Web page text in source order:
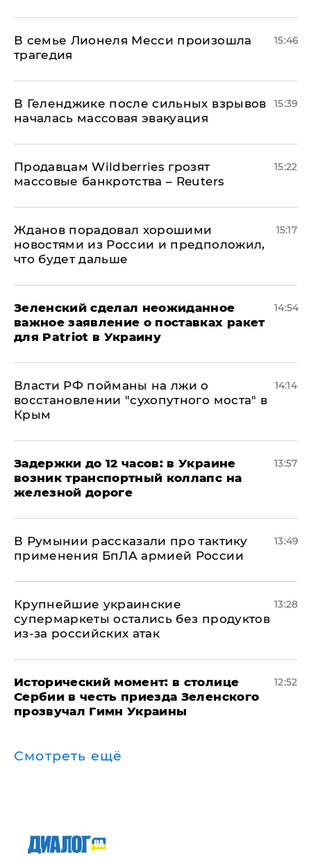
В семье Лионеля Месси произошла
трагедия
15:46
В Геленджике после сильных взрывов
началась массовая эвакуация
15:39
Продавцам Wildberries грозят
массовые банкротства – Reuters
15:22
Жданов порадовал хорошими
новостями из России и предположил,
что будет дальше
15:17
Зеленский сделал неожиданное
важное заявление о поставках ракет
для Patriot в Украину
14:54
Власти РФ пойманы на лжи о
восстановлении "сухопутного моста" в
Крым
14:14
Задержки до 12 часов: в Украине
возник транспортный коллапс на
железной дороге
13:57
В Румынии рассказали про тактику
применения БпЛА армией России
13:49
Крупнейшие украинские
супермаркеты остались без продуктов
из-за российских атак
13:28
Исторический момент: в столице
Сербии в честь приезда Зеленского
прозвучал Гимн Украины
12:52
Смотреть ещё